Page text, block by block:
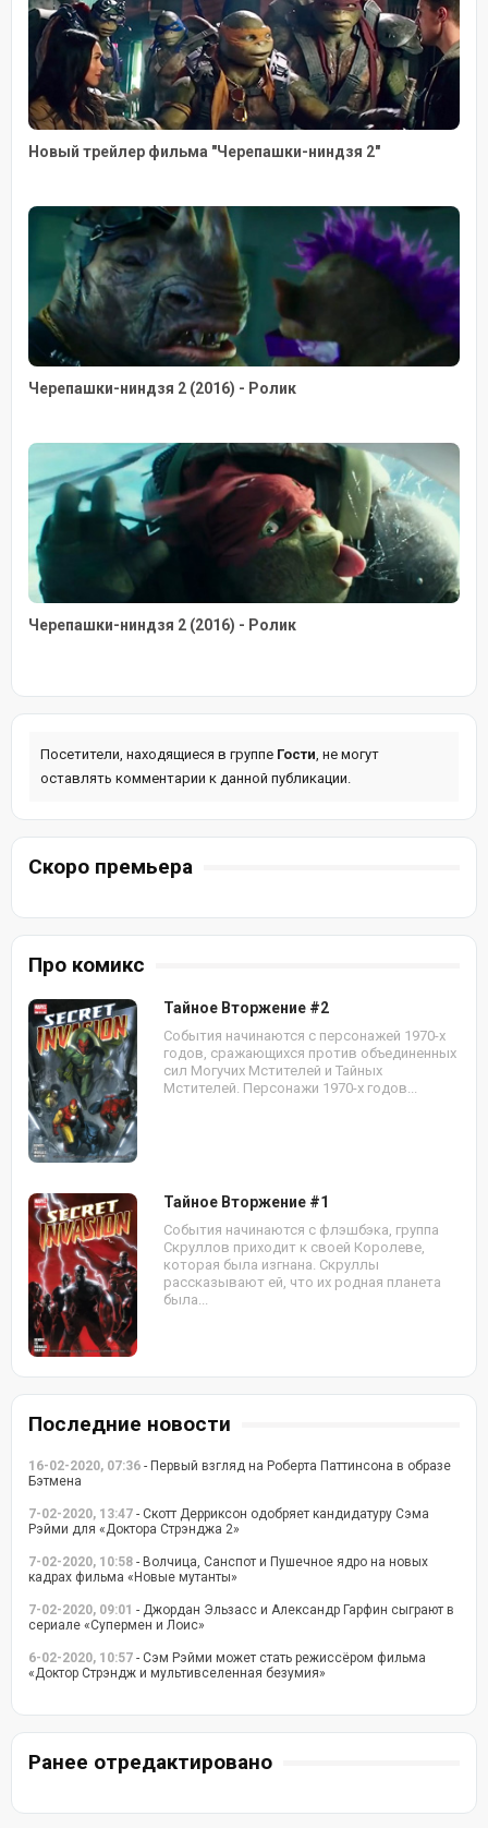
Новый трейлер фильма "Черепашки-ниндзя 2"
Черепашки-ниндзя 2 (2016) - Ролик
Черепашки-ниндзя 2 (2016) - Ролик
Посетители, находящиеся в группе Гости, не могут
оставлять комментарии к данной публикации.
Скоро премьера
Про комикс
Тайное Вторжение #2
События начинаются с персонажей 1970-х
годов, сражающихся против объединенных
сил Могучих Мстителей и Тайных
Мстителей. Персонажи 1970-х годов...
Тайное Вторжение #1
События начинаются с флэшбэка, группа
Скруллов приходит к своей Королеве,
которая была изгнана. Скруллы
рассказывают ей, что их родная планета
была...
Последние новости
16-02-2020, 07:36 - Первый взгляд на Роберта Паттинсона в образе
Бэтмена
7-02-2020, 13:47 - Скотт Дерриксон одобряет кандидатуру Сэма
Рэйми для «Доктора Стрэнджа 2»
7-02-2020, 10:58 - Волчица, Санспот и Пушечное ядро на новых
кадрах фильма «Новые мутанты»
7-02-2020, 09:01 - Джордан Эльзасс и Александр Гарфин сыграют в
сериале «Супермен и Лоис»
6-02-2020, 10:57 - Сэм Рэйми может стать режиссёром фильма
«Доктор Стрэндж и мультивселенная безумия»
Ранее отредактировано